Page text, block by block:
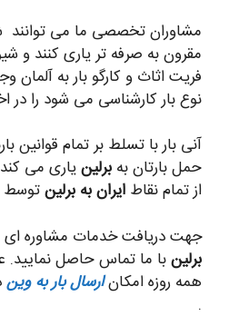
مشاوران تخصصی ما می توانند
مقرون به صرفه تر یاری کنند
فریت اثاث و کارگو بار به آلمان
نوع بار کارشناسی می شود را در
آنی بار با تسلط بر تمام قوانین
حمل بارتان به برلینیاری می
از تمام نقاط ایران به برلینتوسط
جهت دریافت خدمات مشاوره ای
برلینبا ما تماس حاصل نمایید.
همه روزه امکانارسال بار به وین
.